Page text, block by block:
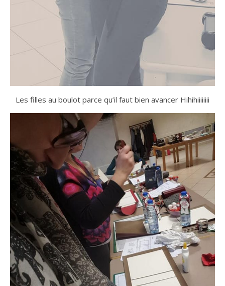
Les filles au boulot parce qu’il faut bien avancer Hihihiiiiiiii